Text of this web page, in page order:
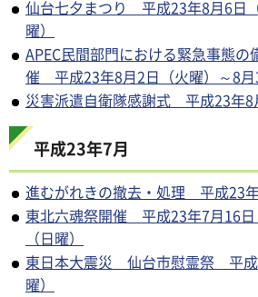
仙台七夕まつり 平成23年8月6日
曜）
APEC民間部門における緊急事態の
催 平成23年8月2日（火曜）～8月
災害派遣自衛隊感謝式 平成23年8
平成23年7月
進むがれきの撤去・処理 平成23年
東北六魂祭開催 平成23年7月16日
（日曜）
東日本大震災 仙台市慰霊祭 平成
曜）